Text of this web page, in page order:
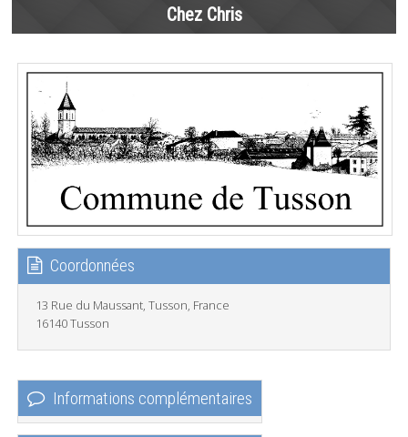
Chez Chris
Coordonnées
13 Rue du Maussant, Tusson, France
16140 Tusson
Informations complémentaires